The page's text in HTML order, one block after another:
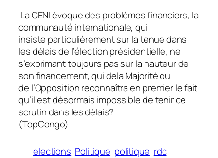
La CENI évoque des problèmes financiers, la
communauté internationale, qui
insiste particulièrement sur la tenue dans
les délais de l’élection présidentielle, ne
s’exprimant toujours pas sur la hauteur de
son financement, qui dela Majorité ou
de l’Opposition reconnaîtra en premier le fait
qu’il est désormais impossible de tenir ce
scrutin dans les délais?
(TopCongo)
elections Politique politique rdc